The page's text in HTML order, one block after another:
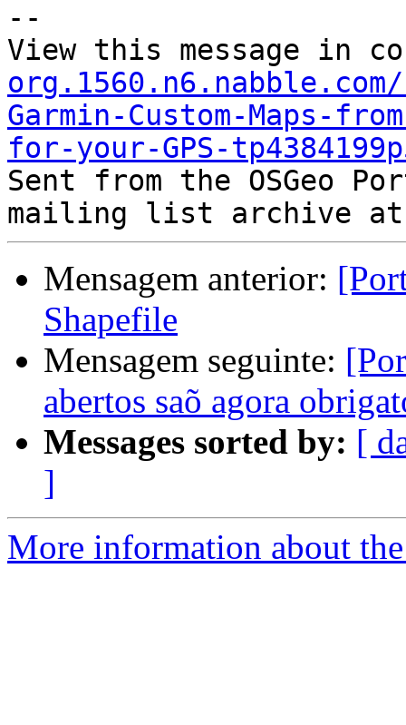
--
View this message in
Garmin-Custom-Maps-
for-your-GPS-
Sent from the OSGeo
Mensagem anterior:
Shapefile
Mensagem seguinte:
abertos saõ agora
Messages sorted by: [
]
More information about